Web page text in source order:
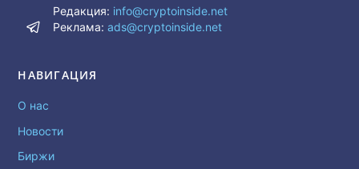
Редакция: info@cryptoinside.net
Реклама:ads@cryptoinside.net
НАВИГАЦИЯ
О нас
Новости
Биржи